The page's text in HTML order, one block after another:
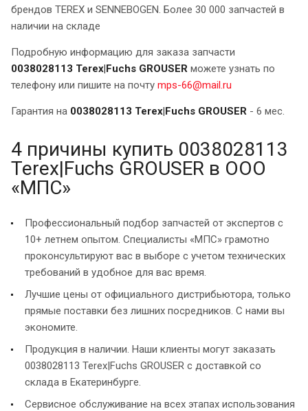
брендов TEREX и SENNEBOGEN. Более 30 000 запчастей в
наличии на складе
Подробную информацию для заказа запчасти
0038028113 Terex|Fuchs GROUSER можете узнать по
телефону или пишите на почту mps-66@mail.ru
Гарантия на 0038028113 Terex|Fuchs GROUSER - 6 мес.
4 причины купить 0038028113
Terex|Fuchs GROUSER в ООО
«МПС»
Профессиональный подбор запчастей от экспертов с
10+ летнем опытом. Специалисты «МПС» грамотно
проконсультируют вас в выборе с учетом технических
требований в удобное для вас время.
Лучшие цены от официального дистрибьютора, только
прямые поставки без лишних посредников. С нами вы
экономите.
Продукция в наличии. Наши клиенты могут заказать
0038028113 Terex|Fuchs GROUSER с доставкой со
склада в Екатеринбурге.
Сервисное обслуживание на всех этапах использования